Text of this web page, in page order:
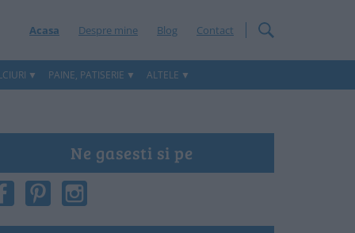
Acasa Despre mine Blog Contact
PAINE, PATISERIE ALTELE
Ne gasesti si pe